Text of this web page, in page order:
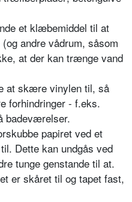
et klæbemiddel til at
andre vådrum, såsom
at der kan trænge vand
at skære vinylen til, så
forhindringer - f.eks.
badeværelser.
papiret ved et
Dette kan undgås ved
tunge genstande til at.
er skåret til og tapet fast,